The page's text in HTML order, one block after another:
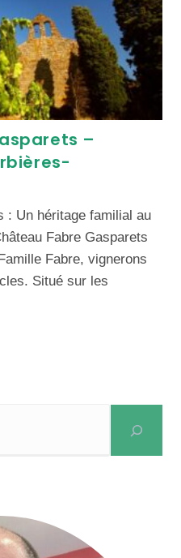
–
: Un héritage familial au
Fabre Gasparets
Fabre, vignerons
Situé sur les